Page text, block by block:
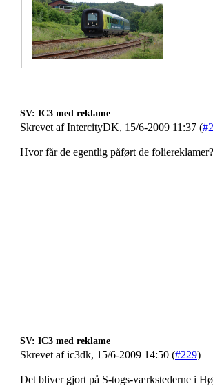
SV: IC3 med reklame
Skrevet af IntercityDK, 15/6-2009 11:37 (
Hvor får de egentlig påført de
SV: IC3 med reklame
Skrevet af ic3dk, 15/6-2009 14:50 (#229)
Det bliver gjort på S-togs-værkstederne i